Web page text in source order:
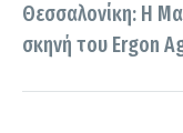
Θεσσαλονίκη: Η
σκηνή του Ergon